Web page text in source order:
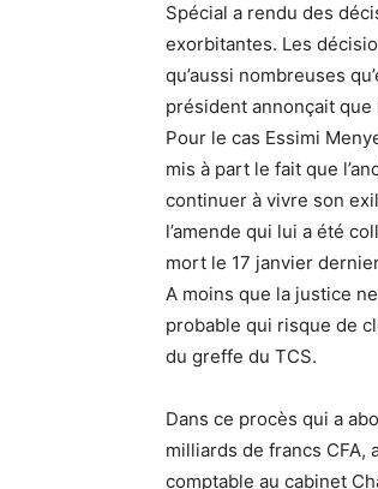
Spécial a rendu des
exorbitantes. Les
qu’aussi nombreuses
président annonçait que
Pour le cas Essimi
mis à part le fait que
continuer à vivre son
l’amende qui lui a été
mort le 17 janvier
A moins que la justice
probable qui risque de
du greffe du TCS.
Dans ce procès qui a
milliards de francs CFA,
comptable au cabinet